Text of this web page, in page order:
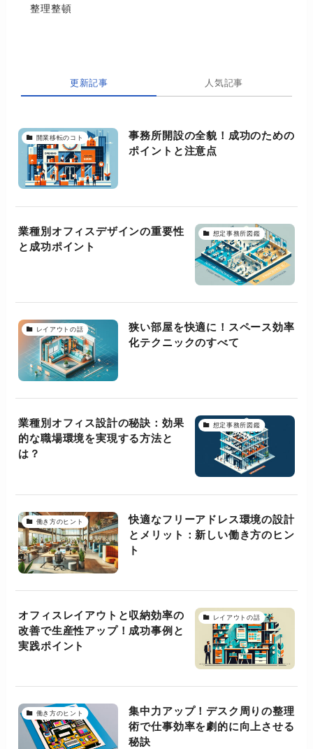
整理整頓
更新記事 人気記事
開業移転のコト
事務所開設の全貌！成功のための
ポイントと注意点
想定事務所図鑑
業種別オフィスデザインの重要性
と成功ポイント
レイアウトの話
狭い部屋を快適に！スペース効率
化テクニックのすべて
想定事務所図鑑
業種別オフィス設計の秘訣：効果
的な職場環境を実現する方法と
は？
働き方のヒント
快適なフリーアドレス環境の設計
とメリット：新しい働き方のヒン
ト
レイアウトの話
オフィスレイアウトと収納効率の
改善で生産性アップ！成功事例と
実践ポイント
働き方のヒント
集中力アップ！デスク周りの整理
術で仕事効率を劇的に向上させる
秘訣